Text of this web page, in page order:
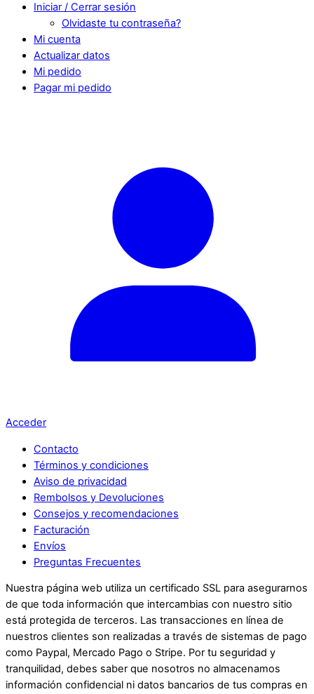
Iniciar / Cerrar sesión
Olvidaste tu contraseña?
Mi cuenta
Actualizar datos
Mi pedido
Pagar mi pedido
Acceder
Contacto
Términos y condiciones
Aviso de privacidad
Rembolsos y Devoluciones
Consejos y recomendaciones
Facturación
Envíos
Preguntas Frecuentes
Nuestra página web utiliza un certificado SSL para asegurarnos
de que toda información que intercambias con nuestro sitio
está protegida de terceros. Las transacciones en línea de
nuestros clientes son realizadas a través de sistemas de pago
como Paypal, Mercado Pago o Stripe. Por tu seguridad y
tranquilidad, debes saber que nosotros no almacenamos
información confidencial ni datos bancarios de tus compras en